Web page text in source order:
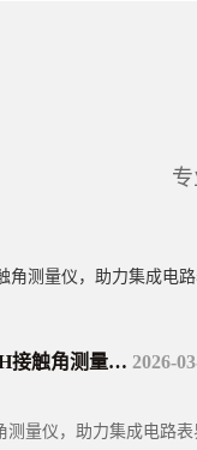
2026-
路表界面科学研究
测量仪，助力集成电路表